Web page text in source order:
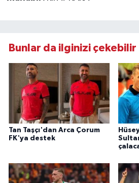
Bunlar da ilginizi çekebilir
Tan Taşçı'dan Arca Çorum
FK'ya destek